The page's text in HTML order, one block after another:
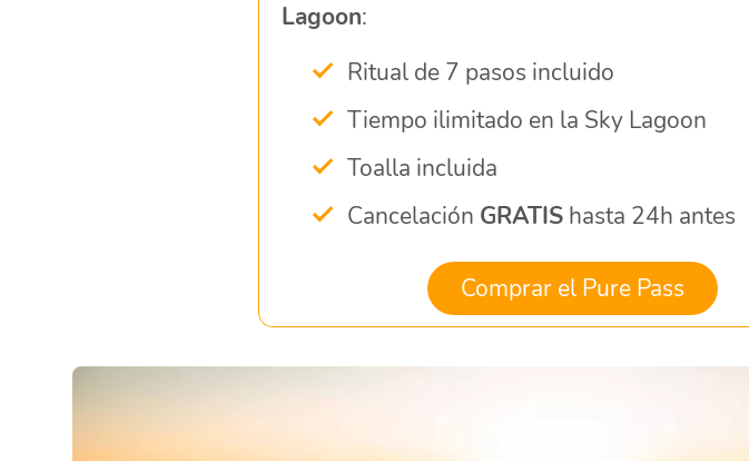
Lagoon:
Ritual de 7 pasos incluido
Tiempo ilimitado en la Sky Lagoon
Toalla incluida
Cancelación GRATIShasta 24h antes
Comprar el Pure Pass